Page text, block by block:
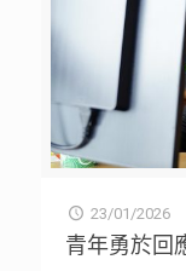
23/01/2026
青年勇於回